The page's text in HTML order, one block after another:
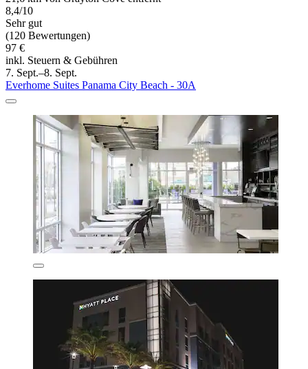
8,4/10
Sehr gut
(120 Bewertungen)
97 €
inkl. Steuern & Gebühren
7. Sept.–8. Sept.
Everhome Suites Panama City Beach - 30A